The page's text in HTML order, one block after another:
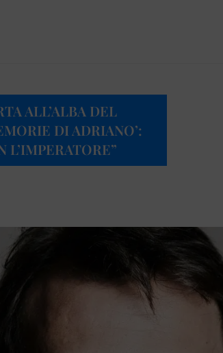
ALL’ALBA DEL
DI ADRIANO’: